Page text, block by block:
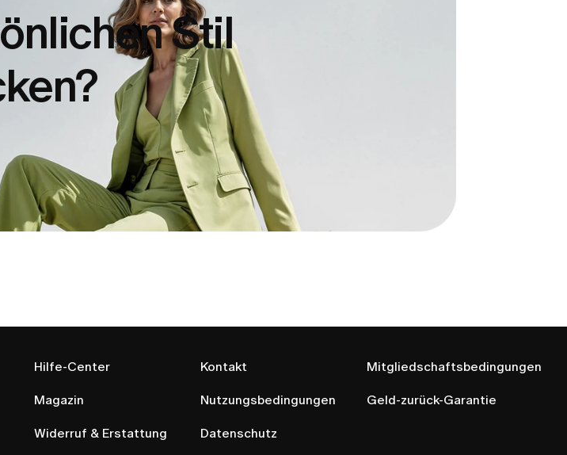
Stil
Hilfe-Center
Widerruf & Erstattung
Magazin
Kontakt
Nutzungsbedingungen
Datenschutz
Mitgliedschaftsbedingungen
Geld-zurück-Garantie